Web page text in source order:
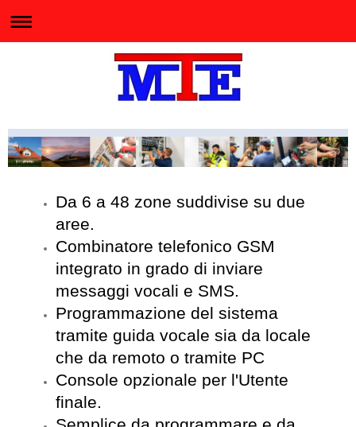
Da 6 a 48 zone suddivise su due
aree.
Combinatore telefonico GSM
integrato in grado di inviare
messaggi vocali e SMS.
Programmazione del sistema
tramite guida vocale sia da locale
che da remoto o tramite PC
Console opzionale per l'Utente
finale.